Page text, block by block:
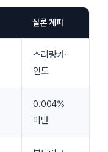
실론 계피
스리랑카·
인도
0.004%
미만